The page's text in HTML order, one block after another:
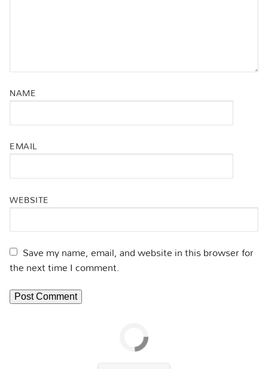
NAME
EMAIL
WEBSITE
Save my name, email, and website in this browser for
the next time I comment.